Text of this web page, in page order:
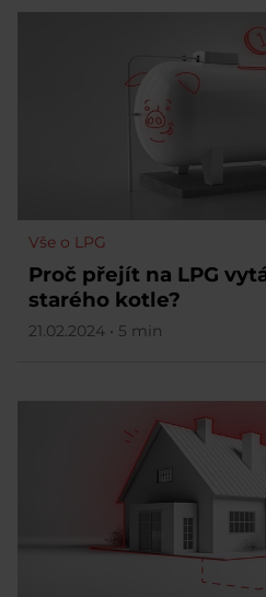
Vše o LPG
Proč přejít na LPG
starého kotle?
21.02.2024 • 5 min